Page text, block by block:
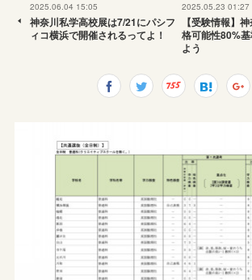
2025.06.04 15:05
神奈川私学高校展は7/21にパシフ
ィコ横浜で開催されるってよ！
2025.05.23 01:27
【受験情報】
格可能性80%
よう